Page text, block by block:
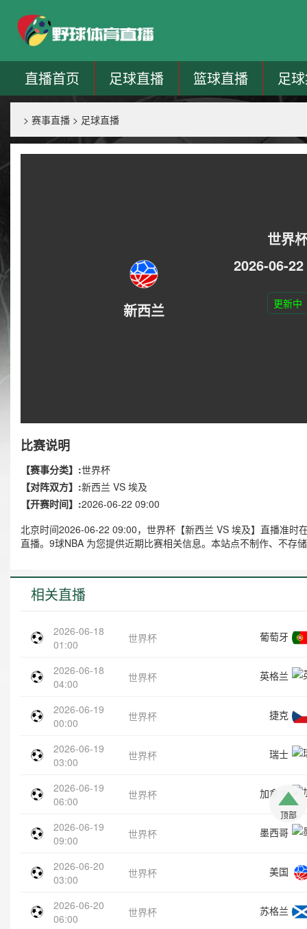
直播首页 足球直播 篮球直播 足
> 赛事直播 > 足球直播
新西兰
世界
2026-06-
更新中
比赛说明
【赛事分类】:世界杯
【对阵双方】:新西兰 VS 埃及
【开赛时间】:2026-06-22 09:00
北京时间2026-06-22 09:00，世界杯【新西兰 VS 埃及】直播准时
直播。9球NBA 为您提供近期比赛相关信息。本站点不制作、不存
相关直播
2026-06-18
01:00
世界杯 葡萄牙
2026-06-18
04:00
世界杯 英格兰
2026-06-19
00:00
世界杯 捷克
2026-06-19
03:00
世界杯 瑞士
2026-06-19
06:00
世界杯 加拿大
2026-06-19
09:00
世界杯 墨西哥
2026-06-20
03:00
世界杯 美国
2026-06-20
06:00
世界杯 苏格兰
顶部